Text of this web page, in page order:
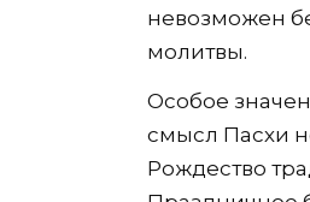
невозможен
молитвы.
Особое
смысл Пасхи
Рождество